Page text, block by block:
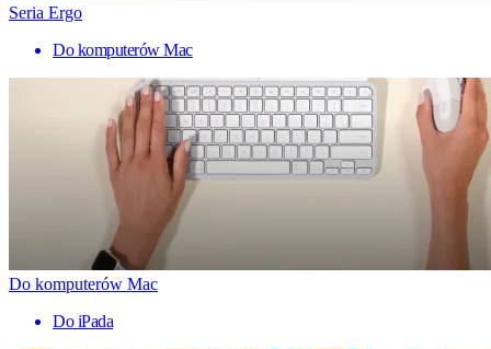
Seria Ergo
Do komputerów Mac
Do komputerów Mac
Do iPada